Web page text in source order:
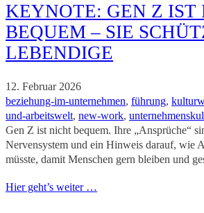
KEYNOTE: GEN Z IST
BEQUEM – SIE
LEBENDIGE
12. Februar 2026
beziehung-im-unternehmen, führung,
und-arbeitswelt, new-work,
Gen Z ist nicht bequem. Ihre „Ansprüche“
Nervensystem und ein Hinweis darauf, wie
müsste, damit Menschen gern bleiben und
Hier geht’s weiter …